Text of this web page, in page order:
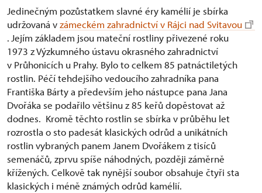
Jedinečným pozůstatkem slavné éry kamélií je sbírka
udržovaná vzámeckém zahradnictví v Rájci nad Svitavou
.Jejím základem jsou mateční rostliny přivezené roku
1973 z Výzkumného ústavu okrasného zahradnictví
v Průhonicích u Prahy. Bylo to celkem 85 patnáctiletých
rostlin. Péčí tehdejšího vedoucího zahradníka pana
Františka Bárty a především jeho nástupce pana Jana
Dvořáka se podařilo většinu z 85 keřů dopěstovat až
dodnes. Kromě těchto rostlin se sbírka v průběhu let
rozrostla o sto padesát klasických odrůd a unikátních
rostlin vybraných panem Janem Dvořákem z tisíců
semenáčů, zprvu spíše náhodných, později záměrně
křížených. Celkově tak nynější soubor obsahuje čtyři sta
klasických i méně známých odrůd kamélií.